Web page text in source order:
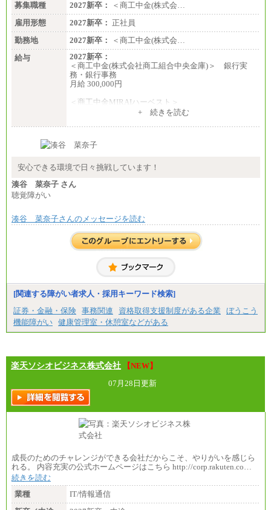
募集職種
2027新卒：
＜商工中金(株式会…
雇用形態
2027新卒： 正社員
勤務地
2027新卒：
＜商工中金(株式会…
給与
2027新卒：
＜商工中金(株式会社商工組合中央金庫)＞ 銀行実
務・銀行事務
月給 300,000円
＜商工中金MIRAIハーベスト＞
+ 続きを読む
安心できる環境で日々挑戦しています！
湊谷 菜奈子 さん
聴覚障がい
湊谷 菜奈子さんのメッセージを読む
[関連する障がい者求人・採用キーワード検索]
証券・金融・保険 事務関連 資格取得支援制度がある企業
ぼうこう
機能障がい 健康管理室・休憩室などがある
楽天ソシオビジネス株式会社
【NEW】
07月28日更新
成長のためのチャレンジができる会社だからこそ、やりがいを感じら
れる。 内容充実の公式ホームページはこちら http://corp.rakuten.co…
続きを読む
業種
IT/情報通信